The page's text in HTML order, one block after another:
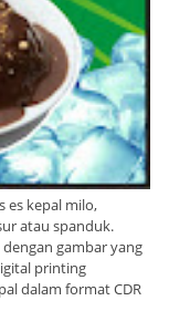
es kepal milo,
atau spanduk.
gambar yang
printing
dalam format CDR